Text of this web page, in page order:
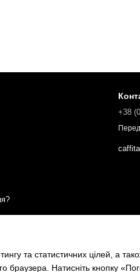
+38
та статистичних цілей, а
браузера. Натисніть кнопку